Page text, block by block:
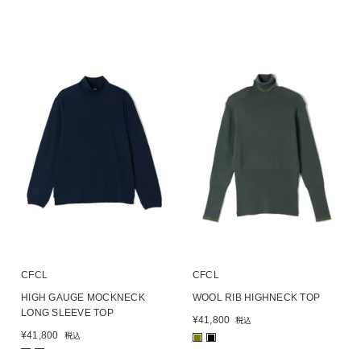
CFCL
HIGH GAUGE MOCKNECK
LONG SLEEVE TOP
¥41,800 税込
CFCL
WOOL RIB HIGHNECK TOP
¥41,800 税込
■ ■